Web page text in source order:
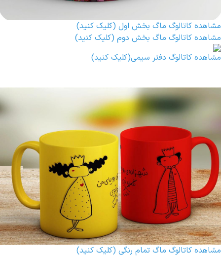
مشاهده کاتالوگ ماگ بخش اول (کلیک کنید)
مشاهده کاتالوگ ماگ بخش دوم (کلیک کنید)
مشاهده کاتالوگ دفتر سیمی(کلیک کنید)
مشاهده کاتالوگ ماگ تمام رنگی (کلیک کنید)